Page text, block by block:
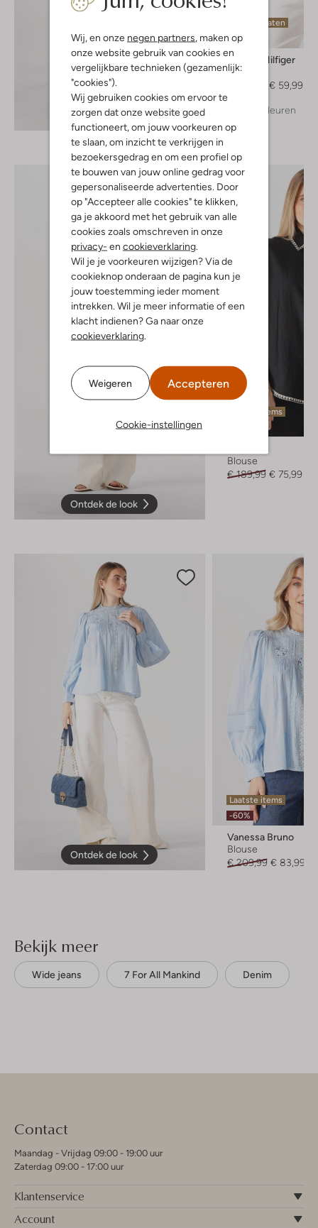
Wij, en onze negen partners, maken op
onze website gebruik van cookies en
vergelijkbare technieken (gezamenlijk:
"cookies").
Wij gebruiken cookies om ervoor te
zorgen dat onze website goed
functioneert, om jouw voorkeuren op
te slaan, om inzicht te verkrijgen in
bezoekersgedrag en om een profiel op
te bouwen van jouw online gedrag voor
gepersonaliseerde advertenties. Door
op "Accepteer alle cookies" te klikken,
ga je akkoord met het gebruik van alle
cookies zoals omschreven in onze
privacy- en cookieverklaring.
Wil je je voorkeuren wijzigen? Via de
cookieknop onderaan de pagina kun je
jouw toestemming ieder moment
intrekken. Wil je meer informatie of een
klacht indienen? Ga naar onze
cookieverklaring.
Weigeren Accepteren
Cookie-instellingen
Ontdek de look
Laatste maten
-60%
Tommy Hilfiger
Top
€ 59,99
+ meer kleuren
Ontdek de look
Laatste items
Blouse
€ 189,99 € 75,99
Ontdek de look
Laatste items
-60%
Vanessa Bruno
Blouse
€ 209,99 € 83,99
Bekijk meer
Wide jeans 7 For All Mankind Denim
Contact
Maandag - Vrijdag 09:00 - 19:00 uur
Zaterdag 09:00 - 17:00 uur
Klantenservice
Account